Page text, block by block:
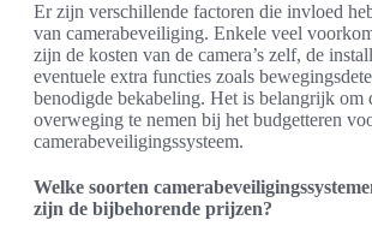
Er zijn verschillende factoren die invloed
van camerabeveiliging. Enkele veel
zijn de kosten van de camera’s zelf, de
eventuele extra functies zoals
benodigde bekabeling. Het is belangrijk om
overweging te nemen bij het budgetteren
camerabeveiligingssysteem.
Welke soorten
zijn de bijbehorende prijzen?